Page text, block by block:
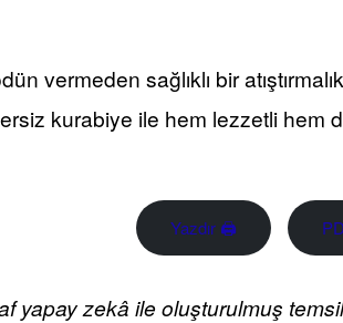
vermeden sağlıklı bir
kurabiye ile hem lezzetli hem
Yazdır 🖨
yapay zekâ ile oluşturulmuş